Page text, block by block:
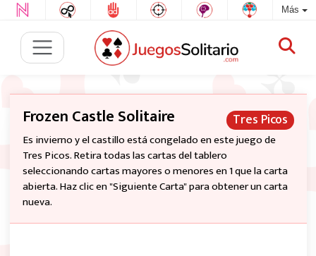
Más
Tres Picos
Frozen Castle Solitaire
Es invierno y el castillo está congelado en este juego de
Tres Picos. Retira todas las cartas del tablero
seleccionando cartas mayores o menores en 1 que la carta
abierta. Haz clic en "Siguiente Carta" para obtener un carta
nueva.